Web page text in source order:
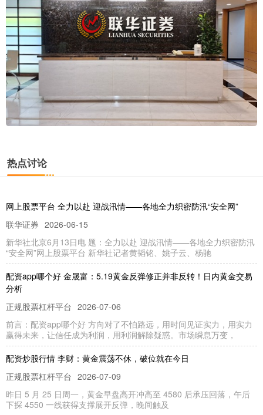
热点讨论
网上股票平台 全力以赴 迎战汛情——各地全力织密防汛“安全网”
联华证券 2026-06-15
新华社北京6月13日电 题：全力以赴 迎战汛情——各地全力织密防汛
“安全网”网上股票平台 新华社记者黄韬铭、姚子云、杨驰
配资app哪个好 金晟富：5.19黄金反弹修正并非反转！日内黄金交易
分析
正规股票杠杆平台 2026-07-06
前言：配资app哪个好 方向对了不怕路远，用时间见证实力，用实力
赢得未来，让信任成为利润，用利润解除疑惑。市场瞬息万变，
配资炒股行情 李财：黄金震荡不休，破位就在今日
正规股票杠杆平台 2026-07-09
昨日 5 月 25 日周一，黄金早盘高开冲高至 4580 后承压回落，午后
下探 4550 一线获得支撑展开反弹，晚间触及